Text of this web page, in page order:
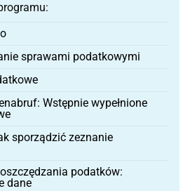
sprawami podatkowymi
Wstępnie wypełnione
sporządzić zeznanie
podatków:
dane